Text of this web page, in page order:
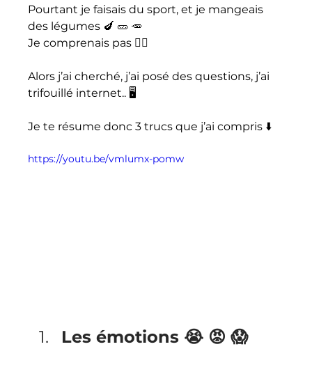
Pourtant je faisais du sport, et je mangeais
des légumes 🍆 🥒 🥕
Je comprenais pas 🤷‍♀️
Alors j’ai cherché, j’ai posé des questions, j’ai
trifouillé internet.. 🖥
Je te résume donc 3 trucs que j’ai compris ⬇️
https://youtu.be/vmlumx-pomw
Les émotions 😭 😡 😱